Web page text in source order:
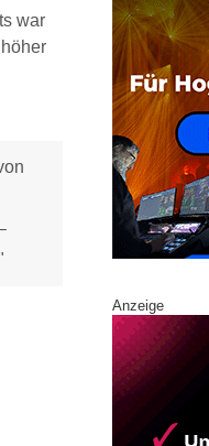
war
Anzeige